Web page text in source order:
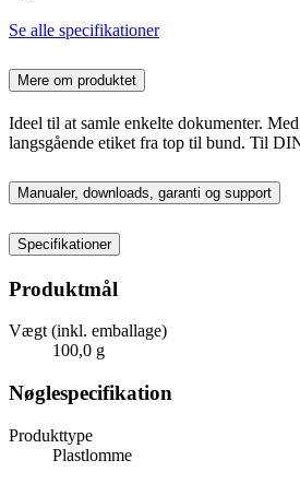
Se alle specifikationer
Mere om produktet
Ideel til at samle enkelte dokumenter.
langsgående etiket fra top til bund. Til
Manualer, downloads, garanti og support
Specifikationer
Produktmål
Vægt (inkl. emballage)
100,0 g
Nøglespecifikation
Produkttype
Plastlomme